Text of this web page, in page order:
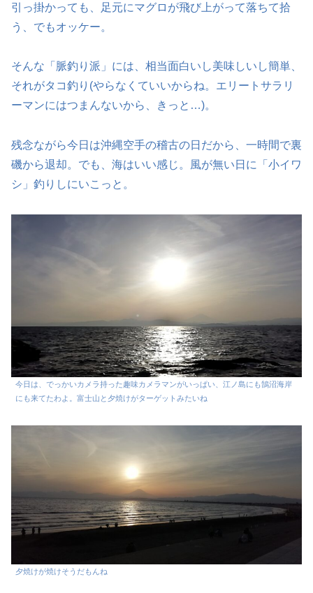
引っ掛かっても、足元にマグロが飛び上がって落ちて拾
う、でもオッケー。
そんな「脈釣り派」には、相当面白いし美味しいし簡単、
それがタコ釣り(やらなくていいからね。エリートサラリ
ーマンにはつまんないから、きっと…)。
残念ながら今日は沖縄空手の稽古の日だから、一時間で裏
磯から退却。でも、海はいい感じ。風が無い日に「小イワ
シ」釣りしにいこっと。
今日は、でっかいカメラ持った趣味カメラマンがいっぱい、江ノ島にも鵠沼海岸
にも来てたわよ。富士山と夕焼けがターゲットみたいね
夕焼けが焼けそうだもんね